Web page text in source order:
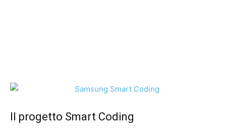
Il progetto Smart Coding